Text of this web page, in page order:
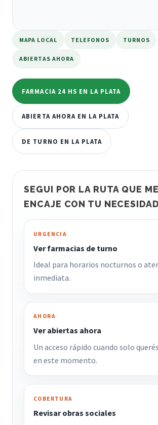
MAPA LOCAL TELEFONOS TURNOS
ABIERTAS AHORA
FARMACIA 24 HS EN LA PLATA
ABIERTA AHORA EN LA PLATA
DE TURNO EN LA PLATA
SEGUI POR LA RUTA QUE
ENCAJE CON TU NECESIDAD
URGENCIA
Ver farmacias de turno
Ideal para horarios nocturnos o
inmediata.
AHORA
Ver abiertas ahora
Un acceso rápido cuando solo
en este momento.
COBERTURA
Revisar obras sociales